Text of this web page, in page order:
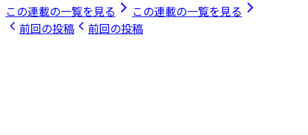
この連載の一覧を見る
この連載の一覧を見る
前回の投稿
前回の投稿